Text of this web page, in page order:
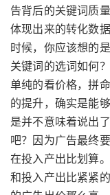
告背后的关键词质
体现出来的转化数
时候，你应该想的
关键词的选词如何
单纯的看价格，拼
的提升，确实是能
是并不意味着说出
吧？因为广告最终
在投入产出比划算
和投入产出比紧紧